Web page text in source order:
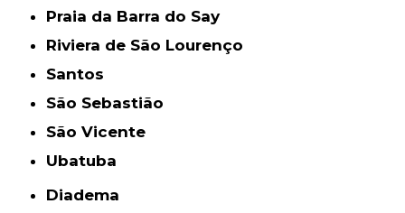
Praia da Barra do Say
Riviera de São Lourenço
Santos
São Sebastião
São Vicente
Ubatuba
Diadema